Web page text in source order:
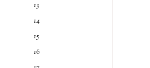
13
14
15
16